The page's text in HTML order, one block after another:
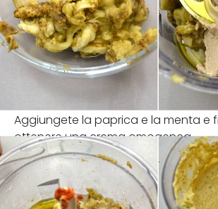
Aggiungete la paprica e la menta e
ottenere una crema omogenea.